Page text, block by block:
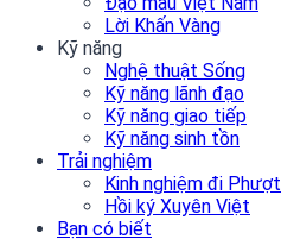
Lời Khấn Vàng
Kỹ năng
Nghệ thuật Sống
Kỹ năng lãnh đạo
Kỹ năng giao tiếp
Kỹ năng sinh tồn
Trải nghiệm
Kinh nghiệm đi Phượt
Hồi ký Xuyên Việt
Bạn có biết